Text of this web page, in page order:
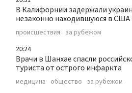
В Калифорнии задержали
незаконно находившуюся в США
происшествия за рубежом
20:24
Врачи в Шанхае спасли
туриста от острого инфаркта
медицина общество за рубежом